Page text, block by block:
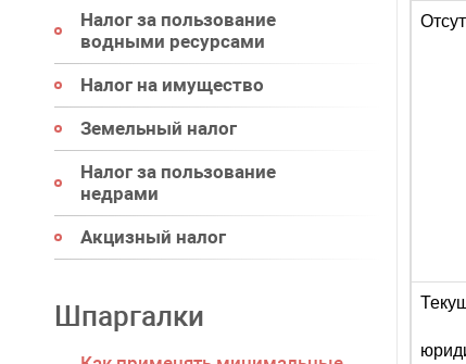
Налог за пользование
водными ресурсами
Налог на имущество
Земельный налог
Налог за пользование
недрами
Акцизный налог
Шпаргалки